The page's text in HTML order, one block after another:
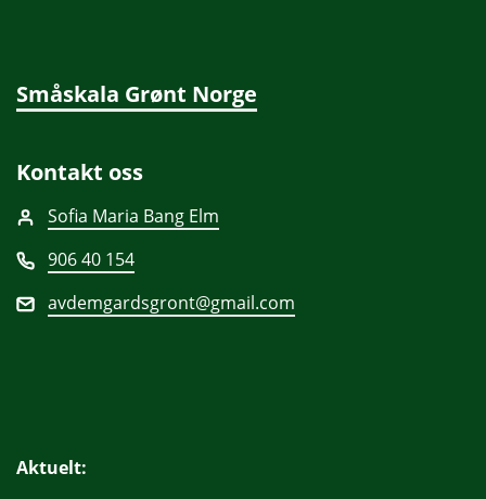
Småskala Grønt Norge
Kontakt oss
Sofia Maria Bang Elm
906 40 154
avdemgardsgront@gmail.com
Aktuelt: